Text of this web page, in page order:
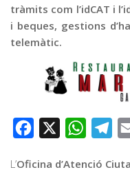
tràmits com l’idCAT i
i beques, gestions
telemàtic.
Facebook
L’Oficina d’Atenció